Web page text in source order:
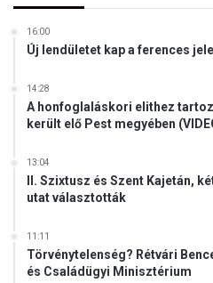
16:00
Új lendületet kap a ferences
14:28
A honfoglaláskori elithez
került elő Pest megyében
13:04
II. Szixtusz és Szent Kajetán,
utat választották
11:11
Törvénytelenség? Rétvári
és Családügyi Minisztérium